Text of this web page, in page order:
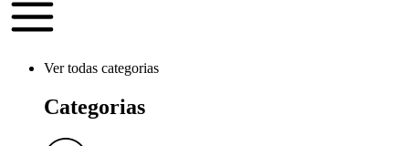
Ver todas categorias
Categorias